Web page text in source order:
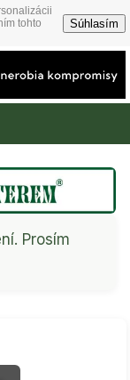
tohto
Súhlasím
Prosím